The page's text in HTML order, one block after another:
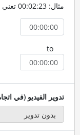
مثال: 00:02:23 تعني دقيقتين و23 ثانية.
to
تدوير الفيديو (في